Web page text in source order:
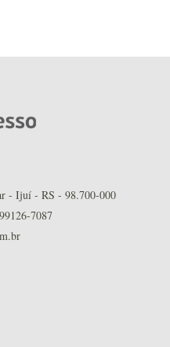
- Ijuí - RS - 98.700-000
7087